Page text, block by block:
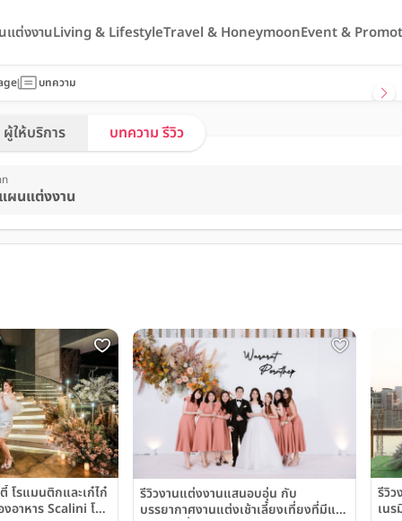
แต่งงานLiving & LifestyleTravel & HoneymoonEvent &
บทความ
ผู้ให้บริการ บทความ รีวิว
ท
โรแมนติกและเก๋ไก๋
อาหาร Scalini โรง
รีวิวงานแต่งงานแสนอบอุ่น กับ
บรรยากาศงานแต่งเช้าเลี้ยงเที่ยงที่มีแต่
รีวิ
เน